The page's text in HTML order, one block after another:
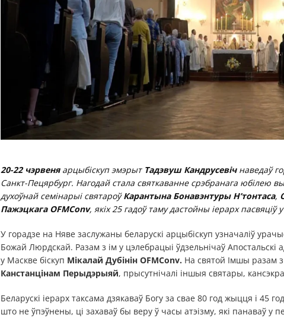
20-22 чэрвеняарцыбіскуп эмэрыт Тадэвуш Кандрусевічнаведаў
Санкт-Пецярбург. Нагодай стала святкаванне срэбранага юбілею
духоўнай семінарыі святароўКарантына Бонавэнтуры Н’тонтаса,
Пажэцкага OFMConv, якіх 25 гадоў таму дастойны іерарх пасвяціў
У горадзе на Няве заслужаны беларускі арцыбіскуп узначаліў
Божай Люрдскай. Разам з ім у цэлебрацыі ўдзельнічаў Апостальскі
у Маскве біскуп Мікалай Дубінін OFMConv. На святой Імшы разам з
Канстанцінам Перыдэрыяй, прысутнічалі іншыя святары,
Беларускі іерарх таксама дзякаваў Богу за свае 80 год жыцця і 45
што не ўпэўнены, ці захаваў бы веру ў часы атэізму, які панаваў у